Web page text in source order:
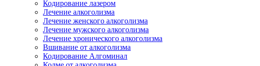
Кодирование лазером
Лечение алкоголизма
Лечение женского алкоголизма
Лечение мужского алкоголизма
Лечение хронического алкоголизма
Вшивание от алкоголизма
Кодирование Алгоминал